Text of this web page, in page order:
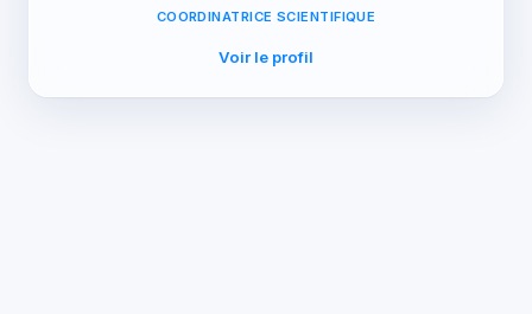
COORDINATRICE SCIENTIFIQUE
Voir le profil